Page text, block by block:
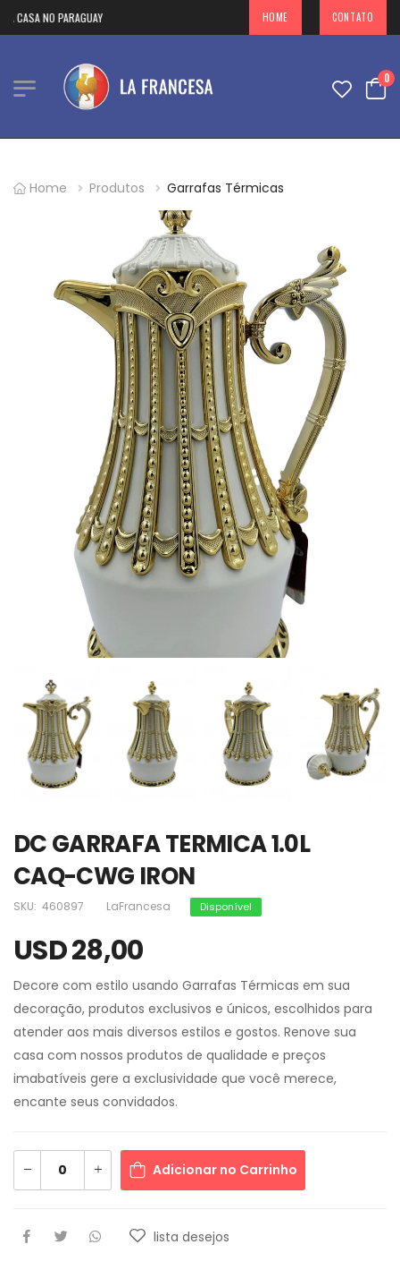
PARAGUAY HOME CONTATO
0
Home Produtos Garrafas Térmicas
DC GARRAFA TERMICA 1.0L
CAQ-CWG IRON
SKU: 460897 LaFrancesa Disponível
USD 28,00
Decore com estilo usando Garrafas Térmicas em sua
decoração, produtos exclusivos e únicos, escolhidos para
atender aos mais diversos estilos e gostos. Renove sua
casa com nossos produtos de qualidade e preços
imabatíveis gere a exclusividade que você merece,
encante seus convidados.
Adicionar no Carrinho
lista desejos